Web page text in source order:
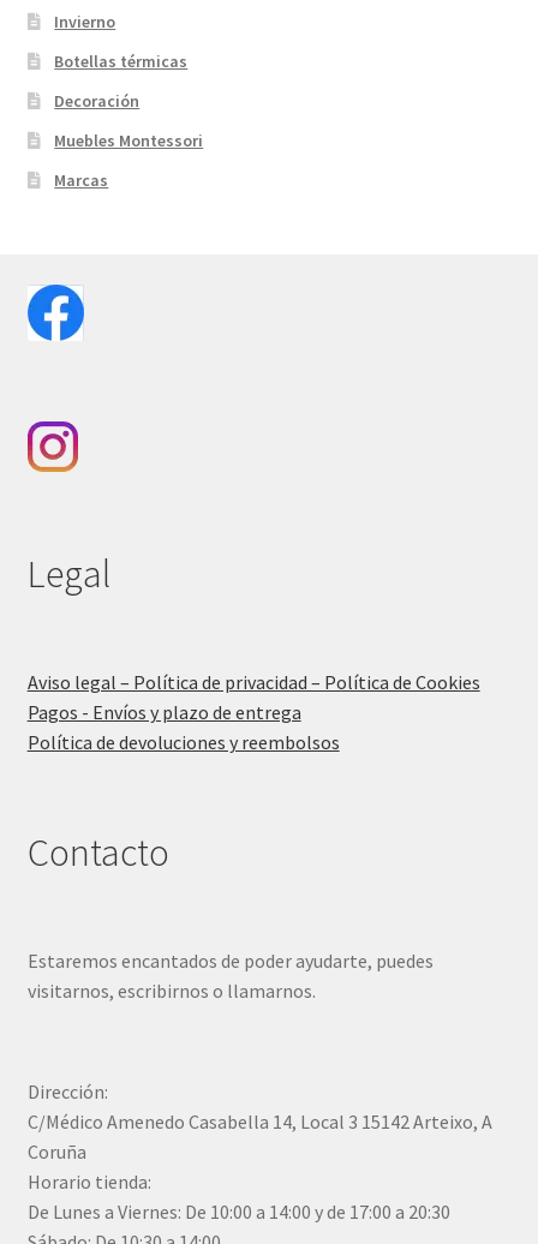
Invierno
Botellas térmicas
Decoración
Muebles Montessori
Marcas
Legal
Aviso legal – Política de privacidad – Política de Cookies
Pagos - Envíos y plazo de entrega
Política de devoluciones y reembolsos
Contacto
Estaremos encantados de poder ayudarte, puedes
visitarnos, escribirnos o llamarnos.
Dirección:
C/Médico Amenedo Casabella 14, Local 3 15142 Arteixo, A
Coruña
Horario tienda:
De Lunes a Viernes: De 10:00 a 14:00 y de 17:00 a 20:30